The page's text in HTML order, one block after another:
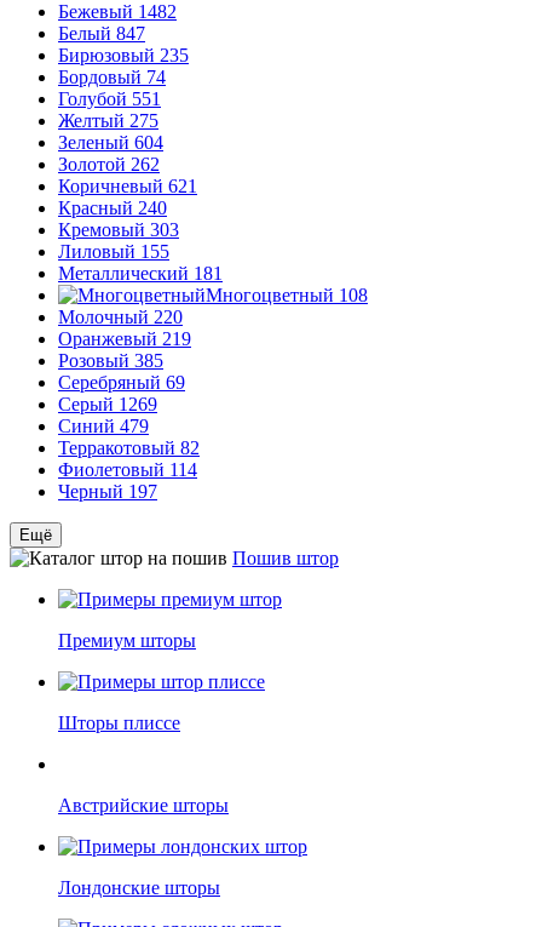
Бежевый 1482
Белый 847
Бирюзовый 235
Бордовый 74
Голубой 551
Желтый 275
Зеленый 604
Золотой 262
Коричневый 621
Красный 240
Кремовый 303
Лиловый 155
Металлический 181
Многоцветный 108
Молочный 220
Оранжевый 219
Розовый 385
Серебряный 69
Серый 1269
Синий 479
Терракотовый 82
Фиолетовый 114
Черный 197
Ещё
Пошив штор
Премиум шторы
Шторы плиссе
Австрийские шторы
Лондонские шторы